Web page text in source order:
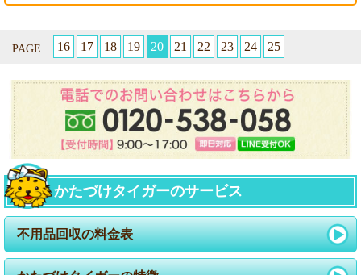
PAGE 16 17 18 19 20 21 22 23 24 25
かたづけタイガーのサービス
不用品回収の料金表